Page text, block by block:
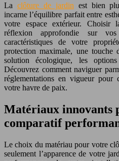
La clôture de jardin est bien
incarne l’équilibre parfait entre
votre espace extérieur. Choisir
réflexion approfondie sur
caractéristiques de votre
protection maximale, une touche
solution écologique, les
Découvrez comment naviguer
réglementations en vigueur pour
votre havre de paix.
Matériaux innovants
comparatif
Le choix du matériau pour votre
seulement l’apparence de votre